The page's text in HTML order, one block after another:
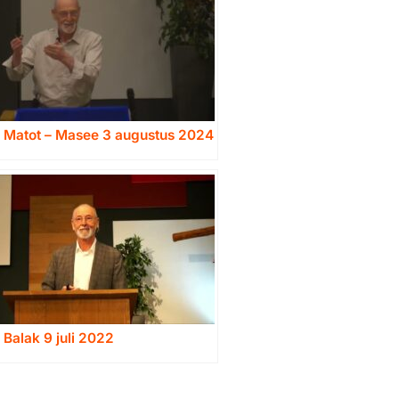
Matot – Masee 3 augustus 2024
Balak 9 juli 2022